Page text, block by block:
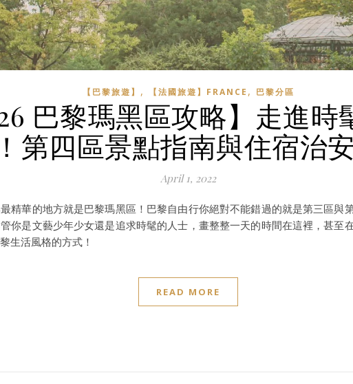
【巴黎旅遊】 , 【法國旅遊】FRANCE , 巴黎分區
巴黎瑪黑區攻略】走進時
第四區景點指南與住宿治
April 1, 2022
精華的地方就是巴黎瑪黑區！巴黎自由行你絕對不能錯過的就是第三區與
你是文藝少年少女還是追求時髦的人士，畫整整一天的時間在這裡，甚至
生活風格的方式！
READ MORE